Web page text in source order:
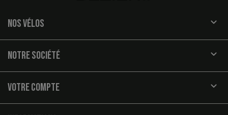
NOS VÉLOS 
NOTRE SOCIÉTÉ 
VOTRE COMPTE 